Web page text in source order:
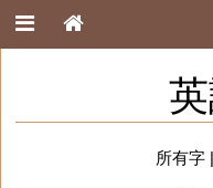
所有字|